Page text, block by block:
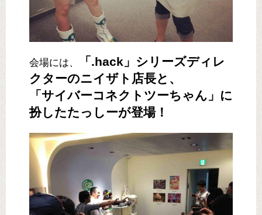
会場には、
「.hack」シリーズディレ
クターのニイザト店長と、
「サイバーコネクトツーちゃん」に
扮したたっしーが登場！